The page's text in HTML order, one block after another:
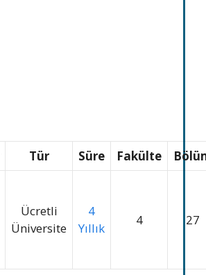
Tür Süre Fakülte
Ücretli
Üniversite
4
Yıllık
4 27